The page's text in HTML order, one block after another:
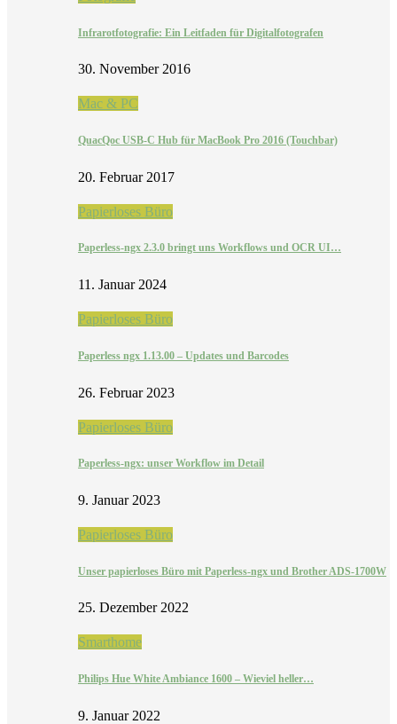
Infrarotfotografie: Ein Leitfaden für Digitalfotografen
30. November 2016
Mac & PC
QuacQoc USB-C Hub für MacBook Pro 2016 (Touchbar)
20. Februar 2017
Papierloses Büro
Paperless-ngx 2.3.0 bringt uns Workflows und OCR UI…
11. Januar 2024
Papierloses Büro
Paperless ngx 1.13.00 – Updates und Barcodes
26. Februar 2023
Papierloses Büro
Paperless-ngx: unser Workflow im Detail
9. Januar 2023
Papierloses Büro
Unser papierloses Büro mit Paperless-ngx und Brother ADS-1700W
25. Dezember 2022
Smarthome
Philips Hue White Ambiance 1600 – Wieviel heller…
9. Januar 2022